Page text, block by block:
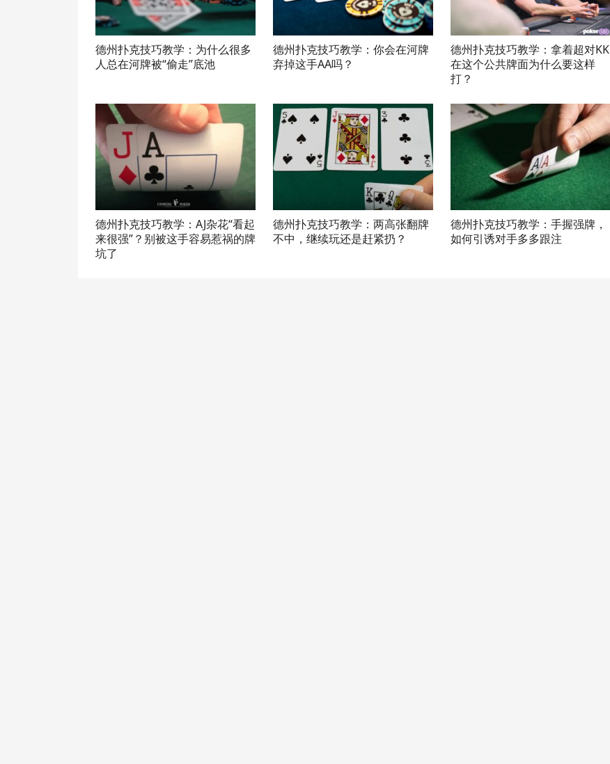
德州扑克技巧教学：为什么很多
人总在河牌被“偷走”底池
德州扑克技巧教学：你会在河牌
弃掉这手AA吗？
德州扑克技巧教学：拿着超对KK
在这个公共牌面为什么要这样
打？
德州扑克技巧教学：AJ杂花“看起
来很强”？别被这手容易惹祸的牌
坑了
德州扑克技巧教学：两高张翻牌
不中，继续玩还是赶紧扔？
德州扑克技巧教学：手握强牌，
如何引诱对手多多跟注